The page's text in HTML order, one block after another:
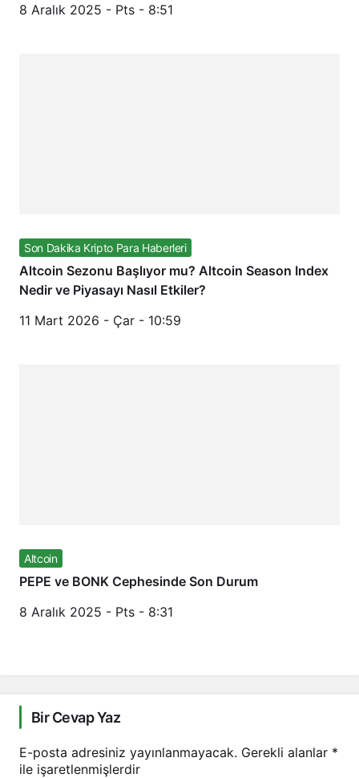
8 Aralık 2025 - Pts - 8:51
Son Dakika Kripto Para Haberleri
Altcoin Sezonu Başlıyor mu? Altcoin Season Index
Nedir ve Piyasayı Nasıl Etkiler?
11 Mart 2026 - Çar - 10:59
Altcoin
PEPE ve BONK Cephesinde Son Durum
8 Aralık 2025 - Pts - 8:31
Bir Cevap Yaz
E-posta adresiniz yayınlanmayacak. Gerekli alanlar *
ile işaretlenmişlerdir